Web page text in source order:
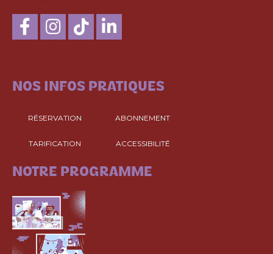
NOS INFOS PRATIQUES
RÉSERVATION ABONNEMENT
TARIFICATION ACCESSIBILITÉ
NOTRE PROGRAMME